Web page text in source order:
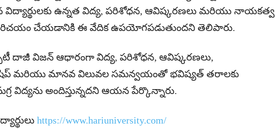
విద్యార్థులకు ఉన్నత విద్య, పరిశోధన, ఆవిష్కరణలు మరియు నాయకత్వ
చేయడానికి ఈ వేదిక ఉపయోగపడుతుందని తెలిపారు.
దాజీ విజన్ ఆధారంగా విద్య, పరిశోధన, ఆవిష్కరణలు,
మరియు మానవ విలువల సమన్వయంతో భవిష్యత్ తరాలకు
విద్యను అందిస్తున్నదని ఆయన పేర్కొన్నారు.
https://www.hariuniversity.com/